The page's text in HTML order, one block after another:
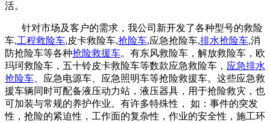
活。
针对市场及客户的需求，我公司新开发了各种型号的救险
车,工程救险车,皮卡救险车,抢险车,应急抢险车,排水抢险车,消
防抢险车等各种抢险救援车。有东风救险车，解放救险车，欧
玛珂救险车，五十铃皮卡救险车等数款应急救险车， 应急排水
抢险车、应急电源车、应急照明车等抢险救援车。这些应急救
援车辆同时可配备液压动力站，液压器具，用于抢险救灾，也
可加装与常规的养护作业。有许多特殊性， 如：事件的突发
性，抢险的紧迫性，工作面的复杂性，作业的安全性，施工环